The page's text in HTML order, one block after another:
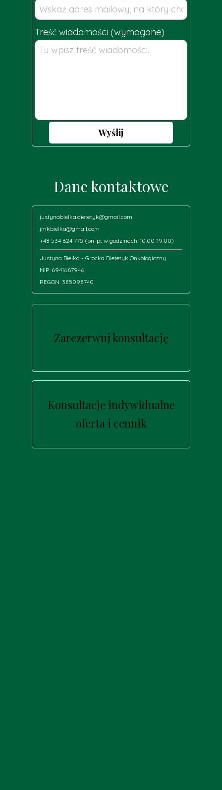
Zarezerwuj konsultację
Konsultacje indywidualne
oferta i cennik
justynabielka.dietetyk@gmail.com
jmkbielka@gmail.com
+48 534 624 775 (pn-pt w godzinach: 10.00-19.00)
Justyna Bielka - Grocka Dietetyk Onkologiczny
NIP: 6941667946
REGON: 385098740
Treść wiadomości (wymagane)
Wyślij
Dane kontaktowe